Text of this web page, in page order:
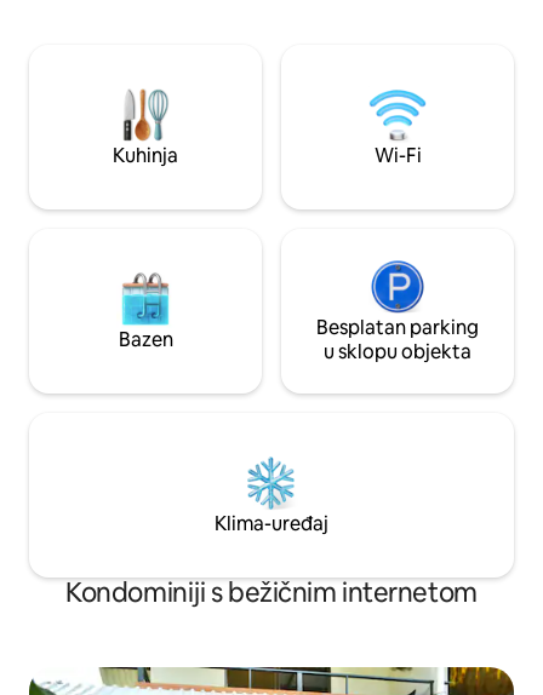
uključene! Potrebno je vozilo 4x4
potrebno vozilo s
kotača! Trebate više prostora? Na
posjedu se
zasebna studio
Kuhinja Wi-Fi
Bazen
Besplatan parking
u sklopu objekta
Klima-uređaj
Kondominiji s bežičnim internetom